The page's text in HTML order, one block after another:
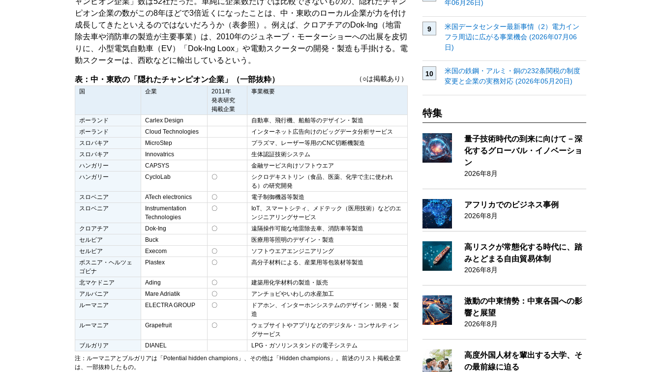
ピオン企業の数がこの8年ほどで3倍近くになったことは、中・東欧のローカル企業が力を付け
成長してきたといえるのではないだろうか（表参照）。例えば、クロアチアのDok-Ing（地雷
除去車や消防車の製造が主要事業）は、2010年のジュネーブ・モーターショーへの出展を皮切
りに、小型電気自動車（EV）「Dok-Ing Loox」や電動スクーターの開発・製造も手掛ける。電
動スクーターは、西欧などに輸出しているという。
表：中・東欧の「隠れたチャンピオン企業」（一部抜粋） （○は掲載あり）
国 企業
2011年
発表研究
掲載企業
事業概要
ポーランド Carlex Design
自動車、飛行機、船舶等のデザイン・製造
ポーランド
Cloud Technologies
インターネット広告向けのビッグデータ分析サービス
スロバキア
MicroStep
プラズマ、レーザー等用のCNC切断機製造
スロバキア
Innovatrics
生体認証技術システム
ハンガリー
CAPSYS
金融サービス向けソフトウエア
ハンガリー
CycloLab 〇
シクロデキストリン（食品、医薬、化学で主に使われ
る）の研究開発
スロベニア
ATech electronics 〇
電子制御機器等製造
スロベニア
Instrumentation
Technologies
〇
IoT、スマートシティ、メドテック（医用技術）などのエ
ンジニアリングサービス
クロアチア
Dok-Ing 〇
遠隔操作可能な地雷除去車、消防車等製造
セルビア
Buck
医療用等照明のデザイン・製造
セルビア
Execom 〇
ソフトウエアエンジニアリング
ボスニア・ヘルツェ
ゴビナ
Plastex 〇 高分子材料による、産業用等包装材等製造
北マケドニア Ading 〇
建築用化学材料の製造・販売
アルバニア
Mare Adriatik 〇
アンチョビやいわしの水産加工
ルーマニア
ELECTRA GROUP 〇
ドアホン、インターホンシステムのデザイン・開発・製
造
ルーマニア
Grapefruit 〇
ウェブサイトやアプリなどのデジタル・コンサルティン
グサービス
ブルガリア
DIANEL
LPG・ガソリンスタンドの電子システム
注：ルーマニアとブルガリアは「Potential hidden champions」、その他は「Hidden champions」。前述のリスト掲載企業
は、一部抜粋したもの。
年06月26日)
米国データセンター最新事情（2）電力イン
フラ周辺に広がる事業機会 (2026年07月06
日)
米国の鉄鋼・アルミ・銅の232条関税の制度
変更と企業の実務対応 (2026年05月20日)
特集
量子技術時代の到来に向けて－深
化するグローバル・イノベーショ
ン
2026年8月
アフリカでのビジネス事例
2026年8月
高リスクが常態化する時代に、踏
みとどまる自由貿易体制
2026年8月
激動の中東情勢：中東各国への影
響と展望
2026年8月
高度外国人材を輩出する大学、そ
の最前線に迫る